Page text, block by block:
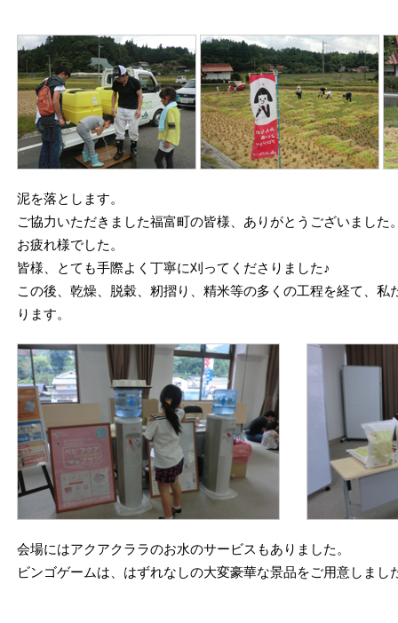
泥を落とします。
ご協力いただきました福富町の皆様、ありがとうございました
お疲れ様でした。
皆様、とても手際よく丁寧に刈ってくださりました♪
この後、乾燥、脱穀、籾摺り、精米等の多くの工程を経て、私
ります。
会場にはアクアクララのお水のサービスもありました。
ビンゴゲームは、はずれなしの大変豪華な景品をご用意しまし